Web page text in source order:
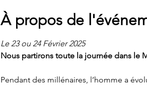
À propos de
Le 23 ou 24 Février 2025
Nous partirons toute la journée dans le
Pendant des millénaires, l’homme a